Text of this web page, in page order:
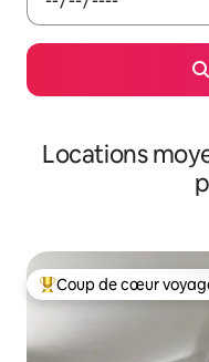
Locations
Coups de cœur
Coup de cœur